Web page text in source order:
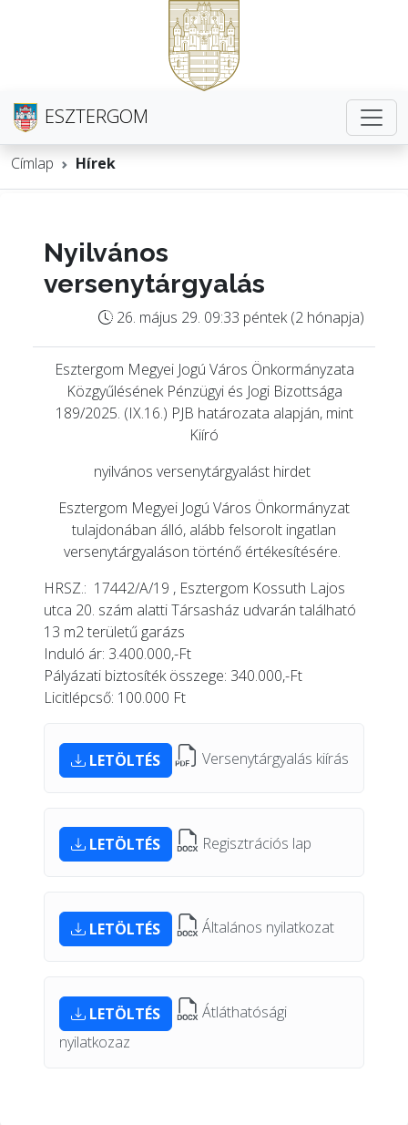
ESZTERGOM
Címlap Hírek
Nyilvános
versenytárgyalás
26. május 29. 09:33 péntek (2 hónapja)
Esztergom Megyei Jogú Város Önkormányzata
Közgyűlésének Pénzügyi és Jogi Bizottsága
189/2025. (IX.16.) PJB határozata alapján, mint
Kiíró
nyilvános versenytárgyalást hirdet
Esztergom Megyei Jogú Város Önkormányzat
tulajdonában álló, alább felsorolt ingatlan
versenytárgyaláson történő értékesítésére.
HRSZ.: 17442/A/19 , Esztergom Kossuth Lajos
utca 20. szám alatti Társasház udvarán található
13 m2 területű garázs
Induló ár: 3.400.000,-Ft
Pályázati biztosíték összege: 340.000,-Ft
Licitlépcső: 100.000 Ft
LETÖLTÉS Versenytárgyalás kiírás
LETÖLTÉS Regisztrációs lap
LETÖLTÉS Általános nyilatkozat
LETÖLTÉS
Átláthatósági
nyilatkozaz